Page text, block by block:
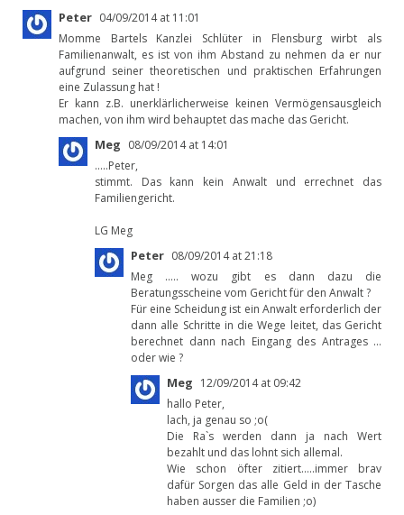
Peter 04/09/2014 at 11:01
Momme Bartels Kanzlei Schlüter in Flensburg wirbt als
Familienanwalt, es ist von ihm Abstand zu nehmen da er nur
aufgrund seiner theoretischen und praktischen Erfahrungen
eine Zulassung hat !
Er kann z.B. unerklärlicherweise keinen Vermögensausgleich
machen, von ihm wird behauptet das mache das Gericht.
Meg 08/09/2014 at 14:01
…..Peter,
stimmt. Das kann kein Anwalt und errechnet das
Familiengericht.
LG Meg
Peter 08/09/2014 at 21:18
Meg ….. wozu gibt es dann dazu die
Beratungsscheine vom Gericht für den Anwalt ?
Für eine Scheidung ist ein Anwalt erforderlich der
dann alle Schritte in die Wege leitet, das Gericht
berechnet dann nach Eingang des Antrages …
oder wie ?
Meg 12/09/2014 at 09:42
hallo Peter,
lach, ja genau so ;o(
Die Ra`s werden dann ja nach Wert
bezahlt und das lohnt sich allemal.
Wie schon öfter zitiert…..immer brav
dafür Sorgen das alle Geld in der Tasche
haben ausser die Familien ;o)